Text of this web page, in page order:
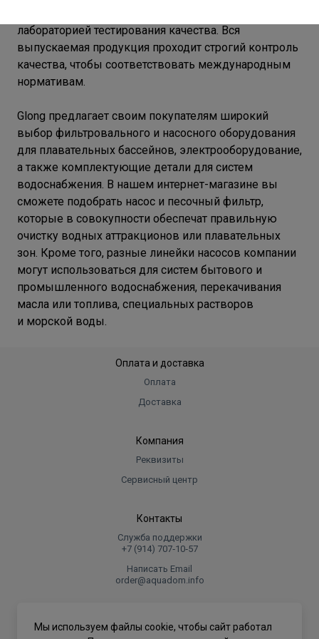
лабораторией тестирования качества. Вся
выпускаемая продукция проходит строгий контроль
качества, чтобы соответствовать международным
нормативам.
Glong предлагает своим покупателям широкий
выбор фильтровального и насосного оборудования
для плавательных бассейнов, электрооборудование,
а также комплектующие детали для систем
водоснабжения. В нашем интернет-магазине вы
сможете подобрать насос и песочный фильтр,
которые в совокупности обеспечат правильную
очистку водных аттракционов или плавательных
зон. Кроме того, разные линейки насосов компании
могут использоваться для систем бытового и
промышленного водоснабжения, перекачивания
масла или топлива, специальных растворов
и морской воды.
Оплата и доставка
Оплата
Доставка
Компания
Реквизиты
Сервисный центр
Контакты
Служба поддержки
+7 (914) 707‑10‑57
Написать Email
order@aquadom.info
.
Мы используем файлы cookie, чтобы сайт работал